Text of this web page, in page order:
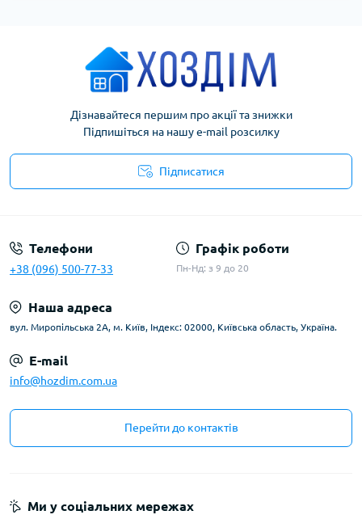
Дізнавайтеся першим про акції та знижки
Підпишіться на нашу e-mail розсилку
Підписатися
Телефони
+38 (096) 500-77-33
Графік роботи
Пн-Нд: з 9 до 20
Наша адреса
вул. Миропільська 2А, м. Київ, Індекс: 02000, Київська область, Україна.
E-mail
info@hozdim.com.ua
Перейти до контактів
Ми у соціальних мережах